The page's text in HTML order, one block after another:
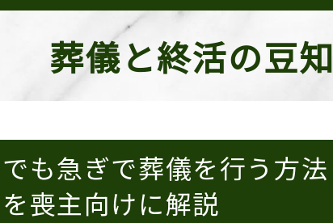
葬儀と終活の豆
も急ぎで葬儀を行う方法
喪主向けに解説